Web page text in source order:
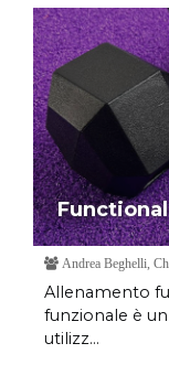
Andrea Beghelli,
Allenamento
funzionale è
utilizz...